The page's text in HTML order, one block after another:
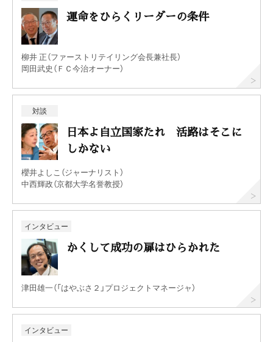
運命をひらくリーダーの条件
柳井 正（ファーストリテイリング会長兼社長）
岡田武史（ＦＣ今治オーナー）
対談
日本よ自立国家たれ 活路はそこに
しかない
櫻井よしこ（ジャーナリスト）
中西輝政（京都大学名誉教授）
インタビュー
かくして成功の扉はひらかれた
津田雄一（「はやぶさ２」プロジェクトマネージャ）
インタビュー